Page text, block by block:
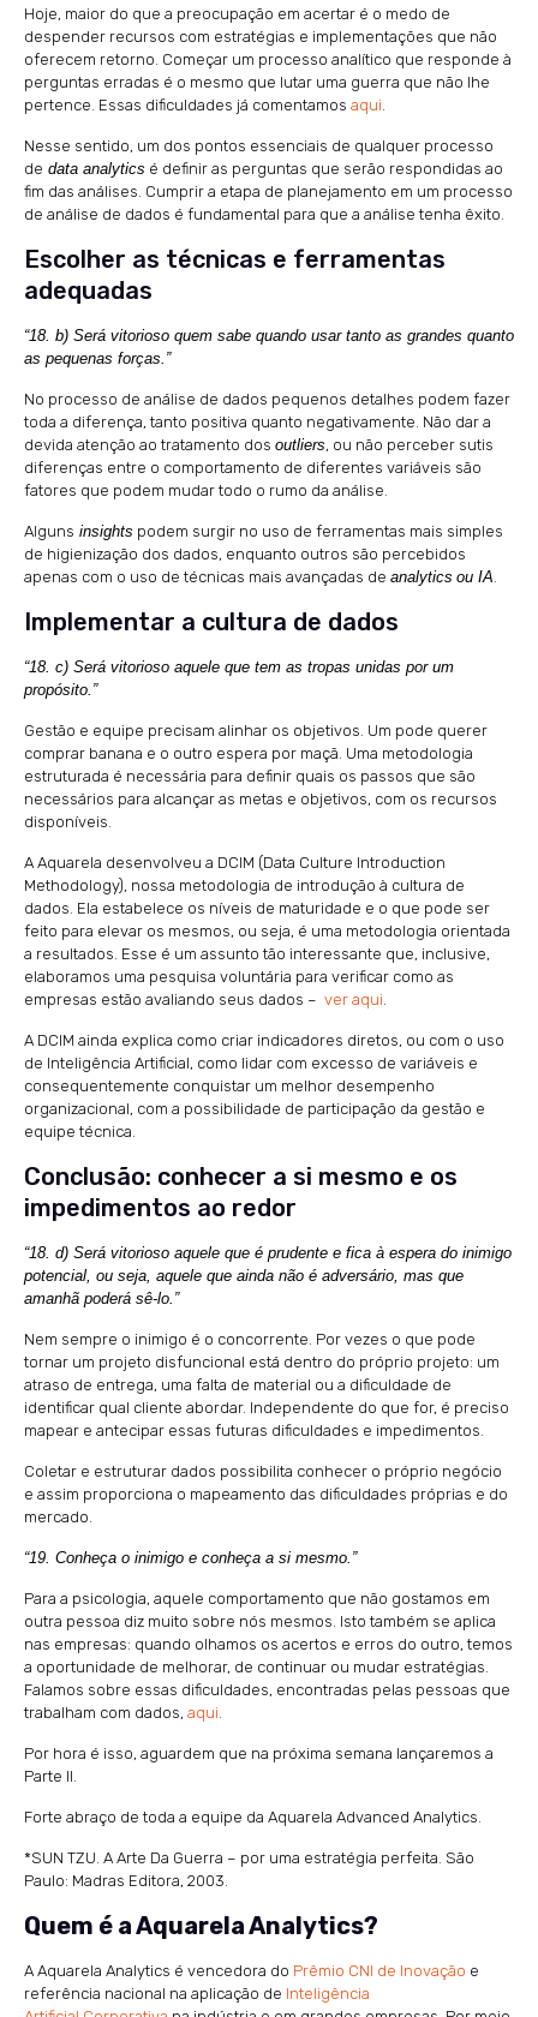
Hoje, maior do que a preocupação em acertar é o medo de
despender recursos com estratégias e implementações que não
oferecem retorno. Começar um processo analítico que responde à
perguntas erradas é o mesmo que lutar uma guerra que não lhe
pertence. Essas dificuldades já comentamos aqui.
Nesse sentido, um dos pontos essenciais de qualquer processo
de data analytics é definir as perguntas que serão respondidas ao
fim das análises. Cumprir a etapa de planejamento em um processo
de análise de dados é fundamental para que a análise tenha êxito.
Escolher as técnicas e ferramentas
adequadas
“18. b) Será vitorioso quem sabe quando usar tanto as grandes quanto
as pequenas forças.”
No processo de análise de dados pequenos detalhes podem fazer
toda a diferença, tanto positiva quanto negativamente. Não dar a
devida atenção ao tratamento dos outliers, ou não perceber sutis
diferenças entre o comportamento de diferentes variáveis são
fatores que podem mudar todo o rumo da análise.
Alguns insights podem surgir no uso de ferramentas mais simples
de higienização dos dados, enquanto outros são percebidos
apenas com o uso de técnicas mais avançadas de analytics ou IA.
Implementar a cultura de dados
“18. c) Será vitorioso aquele que tem as tropas unidas por um
propósito.”
Gestão e equipe precisam alinhar os objetivos. Um pode querer
comprar banana e o outro espera por maçã. Uma metodologia
estruturada é necessária para definir quais os passos que são
necessários para alcançar as metas e objetivos, com os recursos
disponíveis.
A Aquarela desenvolveu a DCIM (Data Culture Introduction
Methodology), nossa metodologia de introdução à cultura de
dados. Ela estabelece os níveis de maturidade e o que pode ser
feito para elevar os mesmos, ou seja, é uma metodologia orientada
a resultados. Esse é um assunto tão interessante que, inclusive,
elaboramos uma pesquisa voluntária para verificar como as
empresas estão avaliando seus dados – ver aqui.
A DCIM ainda explica como criar indicadores diretos, ou com o uso
de Inteligência Artificial, como lidar com excesso de variáveis e
consequentemente conquistar um melhor desempenho
organizacional, com a possibilidade de participação da gestão e
equipe técnica.
Conclusão: conhecer a si mesmo e os
impedimentos ao redor
“18. d) Será vitorioso aquele que é prudente e fica à espera do inimigo
potencial, ou seja, aquele que ainda não é adversário, mas que
amanhã poderá sê-lo.”
Nem sempre o inimigo é o concorrente. Por vezes o que pode
tornar um projeto disfuncional está dentro do próprio projeto: um
atraso de entrega, uma falta de material ou a dificuldade de
identificar qual cliente abordar. Independente do que for, é preciso
mapear e antecipar essas futuras dificuldades e impedimentos.
Coletar e estruturar dados possibilita conhecer o próprio negócio
e assim proporciona o mapeamento das dificuldades próprias e do
mercado.
“19. Conheça o inimigo e conheça a si mesmo.”
Para a psicologia, aquele comportamento que não gostamos em
outra pessoa diz muito sobre nós mesmos. Isto também se aplica
nas empresas: quando olhamos os acertos e erros do outro, temos
a oportunidade de melhorar, de continuar ou mudar estratégias.
Falamos sobre essas dificuldades, encontradas pelas pessoas que
trabalham com dados, aqui.
Por hora é isso, aguardem que na próxima semana lançaremos a
Parte II.
Forte abraço de toda a equipe da Aquarela Advanced Analytics.
*SUN TZU. A Arte Da Guerra – por uma estratégia perfeita. São
Paulo: Madras Editora, 2003.
Quem é a Aquarela Analytics?
A Aquarela Analytics é vencedora do Prêmio CNI de Inovação e
referência nacional na aplicação de Inteligência